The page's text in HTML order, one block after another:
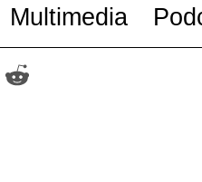
Multimedia